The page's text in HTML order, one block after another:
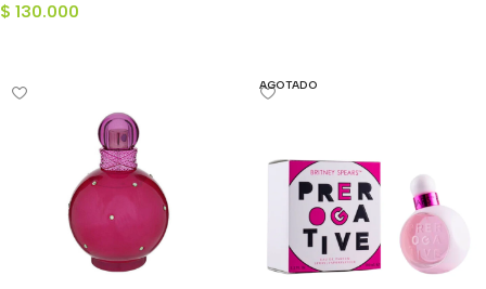
Parfum para Mujer 100ml
$ 130.000
AGOTADO